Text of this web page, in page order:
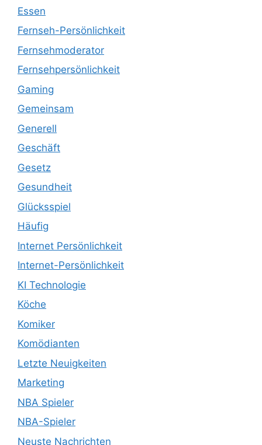
Essen
Fernseh-Persönlichkeit
Fernsehmoderator
Fernsehpersönlichkeit
Gaming
Gemeinsam
Generell
Geschäft
Gesetz
Gesundheit
Glücksspiel
Häufig
Internet Persönlichkeit
Internet-Persönlichkeit
KI Technologie
Köche
Komiker
Komödianten
Letzte Neuigkeiten
Marketing
NBA Spieler
NBA-Spieler
Neuste Nachrichten